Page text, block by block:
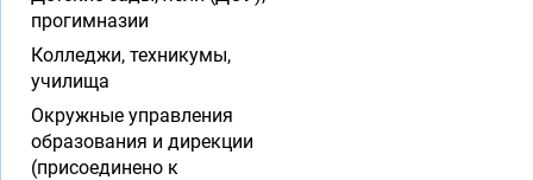
прогимназии
Колледжи, техникумы,
училища
Окружные управления
образования и дирекции
(присоединено к